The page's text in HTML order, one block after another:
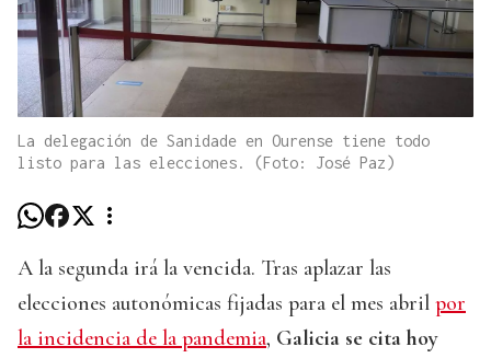
La delegación de Sanidade en Ourense tiene todo
listo para las elecciones. (Foto: José Paz)
A la segunda irá la vencida. Tras aplazar las
elecciones autonómicas fijadas para el mes abril por
la incidencia de la pandemia, Galicia se cita hoy